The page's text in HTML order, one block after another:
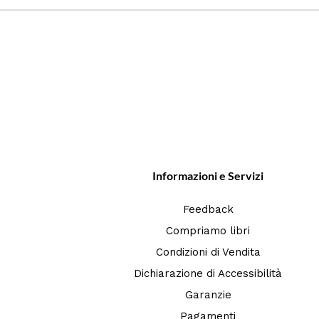
Informazioni e Servizi
Feedback
Compriamo libri
Condizioni di Vendita
Dichiarazione di Accessibilità
Garanzie
Pagamenti